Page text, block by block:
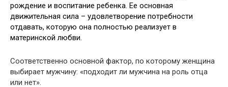
рождение и воспитание ребенка. Ее основная
движительная сила – удовлетворение потребности
отдавать, которую она полностью реализует в
материнской любви.
Соответственно основной фактор, по которому женщина
выбирает мужчину: «подходит ли мужчина на роль отца
или нет».